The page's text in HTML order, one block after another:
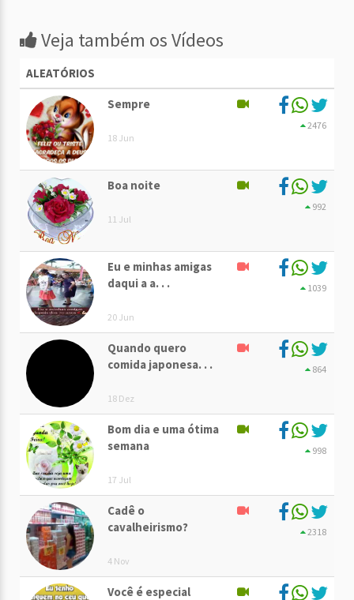
Veja também os Vídeos
ALEATÓRIOS
Sempre
18 Jun
2476
Boa noite
11 Jul
992
Eu e minhas amigas
daqui a a. . .
20 Jun
1039
Quando quero
comida japonesa. . .
18 Dez
864
Bom dia e uma ótima
semana
17 Jul
998
Cadê o
cavalheirismo?
4 Nov
2318
Você é especial